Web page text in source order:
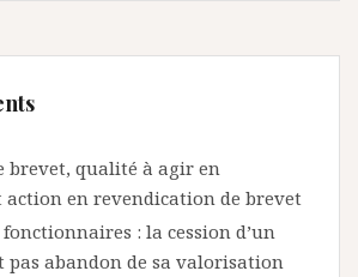
brevet, qualité à agir en
action en revendication de brevet
: la cession d’un
pas abandon de sa valorisation